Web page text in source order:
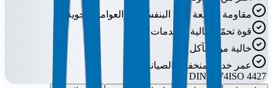
مقاومة للأشعة فوق البنفسجية والعوامل الجوية
قوة تحمّل عالية للصدمات
خالية من التآكل
عمر خدمة منخفض الصيانة
DIN 8074ISO 4427